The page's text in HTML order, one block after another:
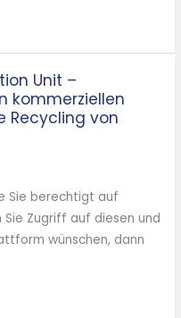
Unit –
kommerziellen
Recycling von
Sie berechtigt auf
Sie Zugriff auf diesen und
wünschen, dann